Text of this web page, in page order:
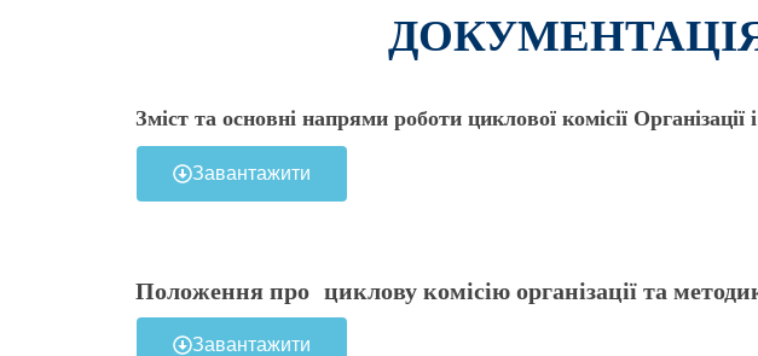
Зміст та основні напрями роботи циклової комісії
Завантажити
Положенняпро циклову комісію організації та
Завантажити